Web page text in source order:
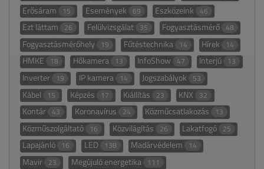
Erősáram 15 Események 69 Eszközeink 46
Ezt láttam 26 Felülvizsgálat 35 Fogyasztásmérő 48
Fogyasztásmérőhely 19 Fűtéstechnika 14 Hírek 14
HMKE 18 Hőkamera 13 InfoShow 47 Interjú 13
Inverter 19 IP kamera 14 Jogszabályok 53
Kábel 15 Képzés 17 Kiállítás 23 KNX 32
Kontár 43 Koronavírus 24 Közműcsatlakozás 13
Közműszolgáltató 16 Közvilágítás 26 Lakatfogó 25
Lapajánló 16 LED 138 Madárvédelem 14
Mavir 23 Megújuló energetika 111